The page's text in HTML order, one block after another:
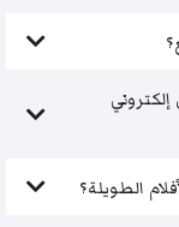
الطويلة؟